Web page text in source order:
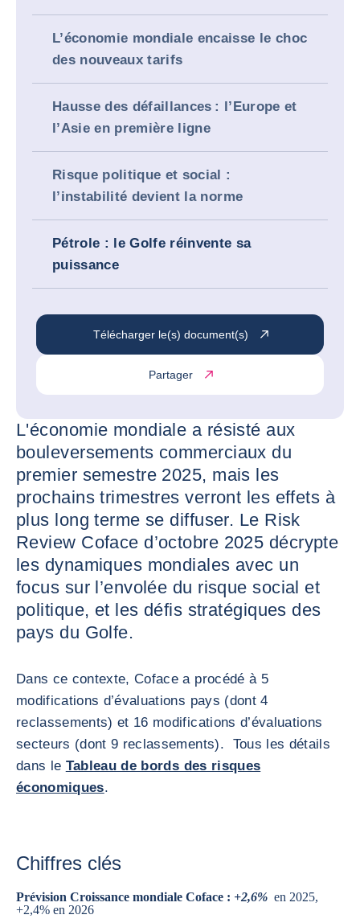
L’économie mondiale encaisse le choc
des nouveaux tarifs
Hausse des défaillances : l’Europe et
l’Asie en première ligne
Risque politique et social :
l’instabilité devient la norme
Pétrole : le Golfe réinvente sa
puissance
Télécharger le(s) document(s)
Partager
L'économie mondiale a résisté aux
bouleversements commerciaux du
premier semestre 2025, mais les
prochains trimestres verront les effets à
plus long terme se diffuser. Le Risk
Review Coface d’octobre 2025 décrypte
les dynamiques mondiales avec un
focus sur l’envolée du risque social et
politique, et les défis stratégiques des
pays du Golfe.
Dans ce contexte, Coface a procédé à 5
modifications d’évaluations pays (dont 4
reclassements) et 16 modifications d’évaluations
secteurs (dont 9 reclassements). Tous les détails
dans le Tableau de bords des risques
économiques.
Chiffres clés
Prévision Croissance mondiale Coface : +2,6% en 2025,
+2,4% en 2026